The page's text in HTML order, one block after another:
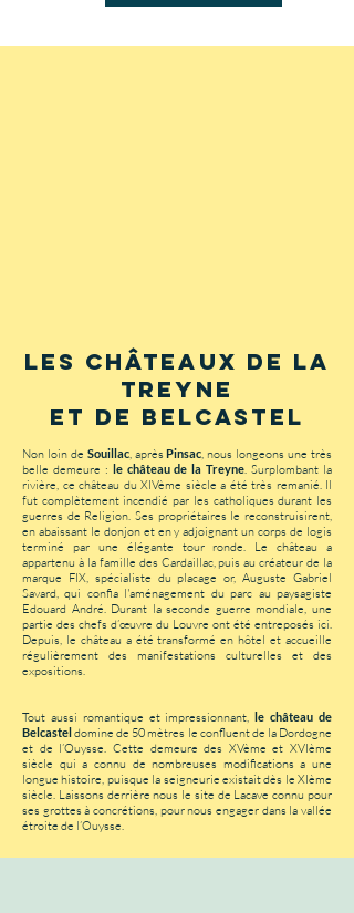
Les châteaux de la
treyne
et de belcastel
Non loin de Souillac, aprèsPinsac, nous longeons une très
belle demeure : le château de la Treyne. Surplombant la
rivière, ce château du XIVème siècle a été très remanié. Il
fut complètement incendié par les catholiques durant les
guerres de Religion. Ses propriétaires le reconstruisirent,
en abaissant le donjon et en y adjoignant un corps de logis
terminé par une élégante tour ronde. Le château a
appartenu à la famille des Cardaillac, puis au créateur de la
marque FIX, spécialiste du placage or, Auguste Gabriel
Savard, qui confia l'aménagement du parc au paysagiste
Edouard André. Durant la seconde guerre mondiale, une
partie des chefs d’œuvre du Louvre ont été entreposés ici.
Depuis, le château a été transformé en hôtel et accueille
régulièrement des manifestations culturelles et des
expositions.
Tout aussi romantique et impressionnant, le château de
Belcasteldomine de 50 mètres le confluent de la Dordogne
et de l’Ouysse. Cette demeure des XVème et XVIème
siècle qui a connu de nombreuses modifications a une
longue histoire, puisque la seigneurie existait dès le XIème
siècle. Laissons derrière nous le site de Lacave connu pour
ses grottes à concrétions, pour nous engager dans la vallée
étroite de l’Ouysse.